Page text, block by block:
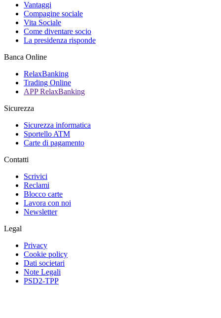
Vantaggi
Compagine sociale
Vita Sociale
Come diventare socio
La presidenza risponde
Banca Online
RelaxBanking
Trading Online
APP RelaxBanking
Sicurezza
Sicurezza informatica
Sportello ATM
Carte di pagamento
Contatti
Scrivici
Reclami
Blocco carte
Lavora con noi
Newsletter
Legal
Privacy
Cookie policy
Dati societari
Note Legali
PSD2-TPP